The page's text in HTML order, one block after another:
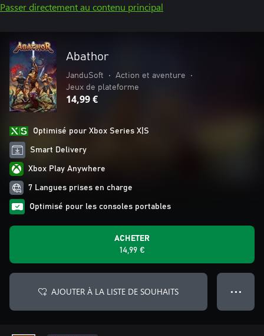
Passer directement au contenu principal
Abathor
JanduSoft • Action et aventure
•
Jeux de plateforme
14,99 €
Optimisé pour Xbox Series X|S
Smart Delivery
Xbox Play Anywhere
7 Langues prises en charge
Optimisé pour les consoles portables
ACHETER
14,99 €
AJOUTER À LA LISTE DE SOUHAITS ● ● ●